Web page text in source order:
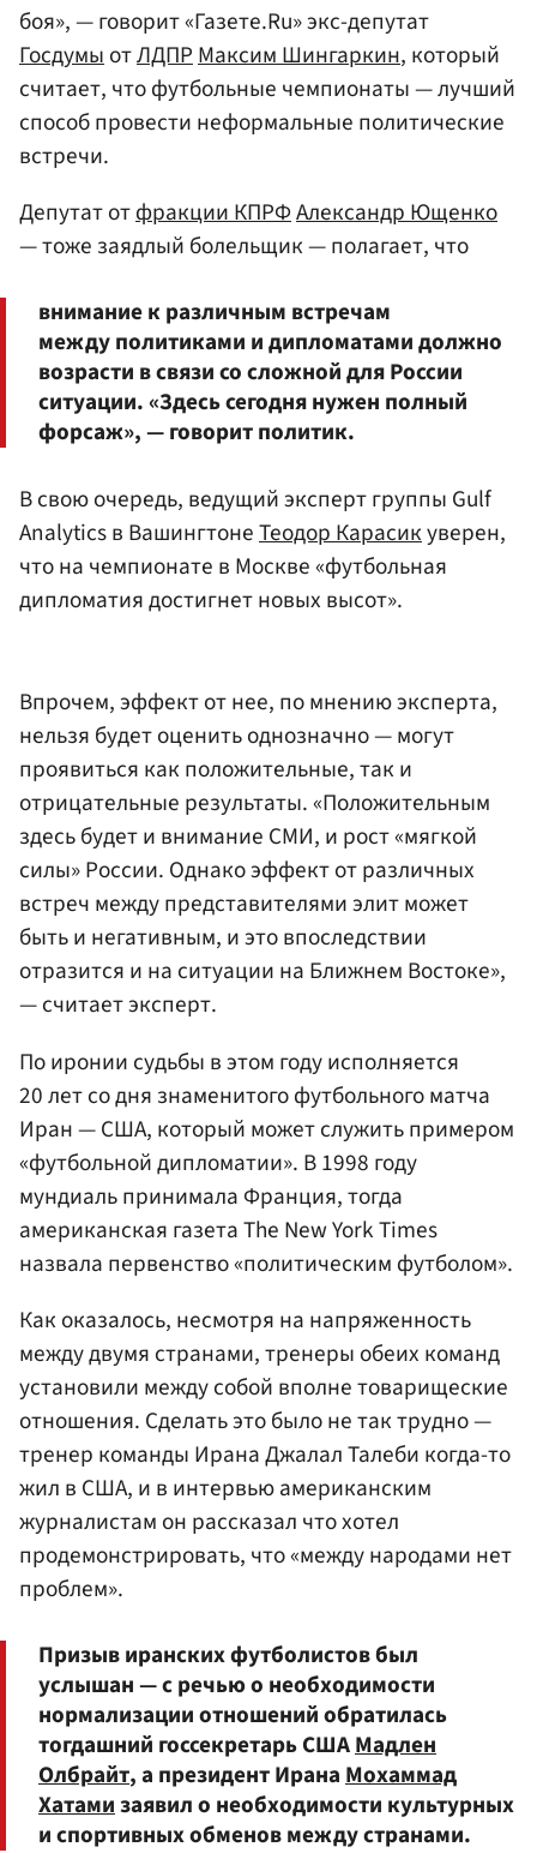
боя», — говорит «Газете.Ru» экс-депутат
ГосдумыотЛДПРМаксим Шингаркин, который
считает, что футбольные чемпионаты — лучший
способ провести неформальные политические
встречи.
Депутат отфракции КПРФАлександр Ющенко
— тоже заядлый болельщик — полагает, что
внимание к различным встречам
между политиками и дипломатами должно
возрасти в связи со сложной для России
ситуации. «Здесь сегодня нужен полный
форсаж», — говорит политик.
В свою очередь, ведущий эксперт группы Gulf
Analytics в ВашингтонеТеодор Карасикуверен,
что на чемпионате в Москве «футбольная
дипломатия достигнет новых высот».
Впрочем, эффект от нее, по мнению эксперта,
нельзя будет оценить однозначно — могут
проявиться как положительные, так и
отрицательные результаты. «Положительным
здесь будет и внимание СМИ, и рост «мягкой
силы» России. Однако эффект от различных
встреч между представителями элит может
быть и негативным, и это впоследствии
отразится и на ситуации на Ближнем Востоке»,
— считает эксперт.
По иронии судьбы в этом году исполняется
20 лет со дня знаменитого футбольного матча
Иран — США, который может служить примером
«футбольной дипломатии». В 1998 году
мундиаль принимала Франция, тогда
американская газета The New York Times
назвала первенство «политическим футболом».
Как оказалось, несмотря на напряженность
между двумя странами, тренеры обеих команд
установили между собой вполне товарищеские
отношения. Сделать это было не так трудно —
тренер команды Ирана Джалал Талеби когда-то
жил в США, и в интервью американским
журналистам он рассказал что хотел
продемонстрировать, что «между народами нет
проблем».
Призыв иранских футболистов был
услышан — с речью о необходимости
нормализации отношений обратилась
тогдашний госсекретарь СШАМадлен
Олбрайт, а президент Ирана Мохаммад
Хатамизаявил о необходимости культурных
и спортивных обменов между странами.